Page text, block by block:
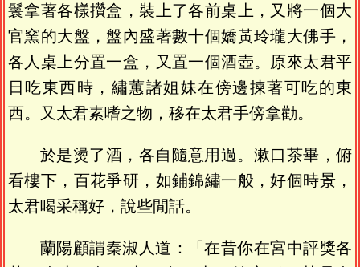
鬟拿著各樣攢盒，裝上了各前桌上，又將一個大
官窯的大盤，盤內盛著數十個嬌黃玲瓏大佛手，
各人桌上分置一盒，又置一個酒壺。原來太君平
日吃東西時，繡蕙諸姐妹在傍邊揀著可吃的東
西。又太君素嗜之物，移在太君手傍拿勸。
於是燙了酒，各自隨意用過。漱口茶畢，俯
看樓下，百花爭研，如鋪錦繡一般，好個時景，
太君喝采稱好，說些閒話。
蘭陽顧謂秦淑人道：「在昔你在宮中評獎各